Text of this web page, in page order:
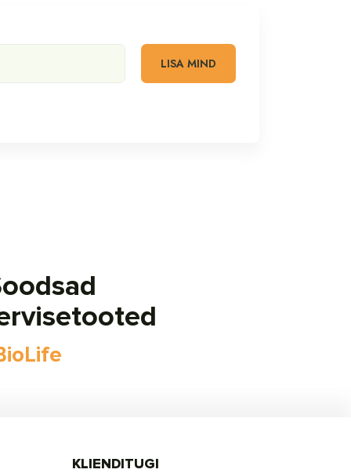
KLIENDITUGI